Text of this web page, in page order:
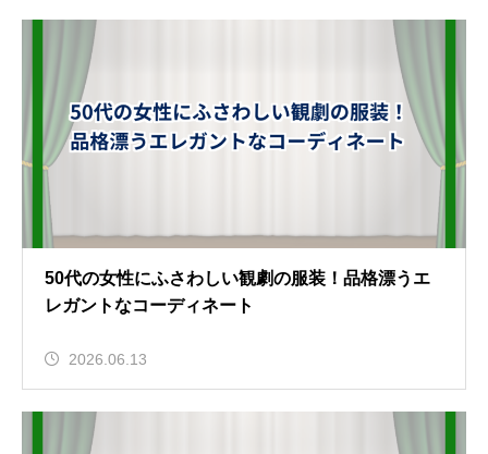
50代の女性にふさわしい観劇の服装！品格漂うエ
レガントなコーディネート
2026.06.13